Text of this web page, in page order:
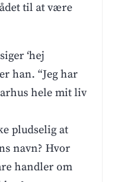
til at være
‘hej
han. “Jeg har
hele mit liv
pludselig at
navn? Hvor
handler om